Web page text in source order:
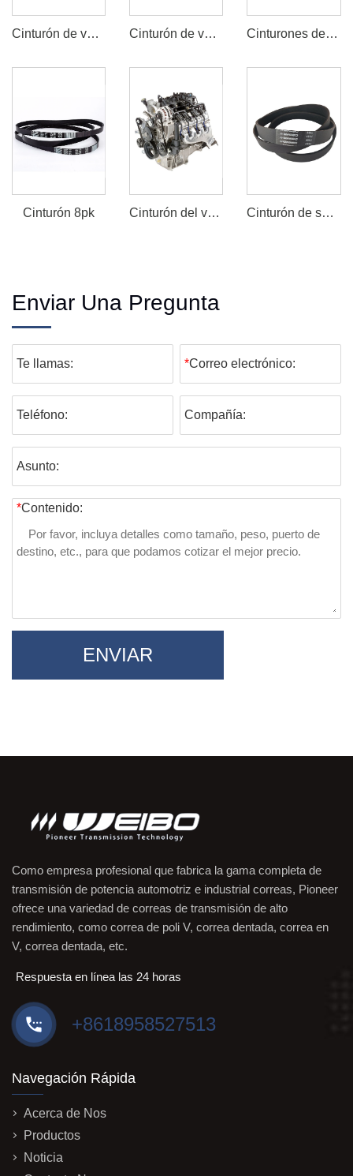
Cinturón de ventilador serpentina Cinturón de ventilador automotriz Cinturones de ventilador en venta
Cinturón 8pk Cinturón del ventilador del motor Cinturón de serpentina EPDM
Enviar Una Pregunta
Te llamas: *Correo electrónico:
Teléfono: Compañía:
Asunto:
*Contenido:
ENVIAR
Como empresa profesional que fabrica la gama completa de
transmisión de potencia automotriz e industrial correas, Pioneer
ofrece una variedad de correas de transmisión de alto
rendimiento, como correa de poli V, correa dentada, correa en
V, correa dentada, etc.
Respuesta en línea las 24 horas
+8618958527513
Navegación Rápida
Acerca de Nos
Productos
Noticia